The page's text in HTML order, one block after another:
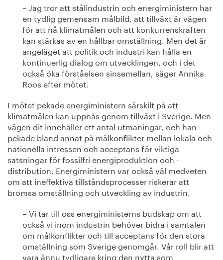
– Jag tror att stålindustrin och energiministern har
en tydlig gemensam målbild, att tillväxt är vägen
för att nå klimatmålen och att konkurrenskraften
kan stärkas av en hållbar omställning. Men det är
angeläget att politik och industri kan hålla en
kontinuerlig dialog om utvecklingen, och i det
också öka förståelsen sinsemellan, säger Annika
Roos efter mötet.
I mötet pekade energiministern särskilt på att
klimatmålen kan uppnås genom tillväxt i Sverige. Men
vägen dit innehåller ett antal utmaningar, och han
pekade bland annat på målkonflikter mellan lokala och
nationella intressen och acceptans för viktiga
satsningar för fossilfri energiproduktion och -
distribution. Energiministern var också väl medveten
om att ineffektiva tillståndsprocesser riskerar att
bromsa omställning och utveckling av industrin.
– Vi tar till oss energiministerns budskap om att
också vi inom industrin behöver bidra i samtalen
om målkonflikter och till acceptans för den stora
omställning som Sverige genomgår. Vår roll blir att
vara ännu tydligare kring den nytta som